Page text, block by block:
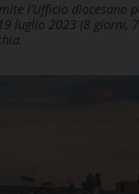
l’Ufficio diocesano
luglio 2023 (8 giorni,